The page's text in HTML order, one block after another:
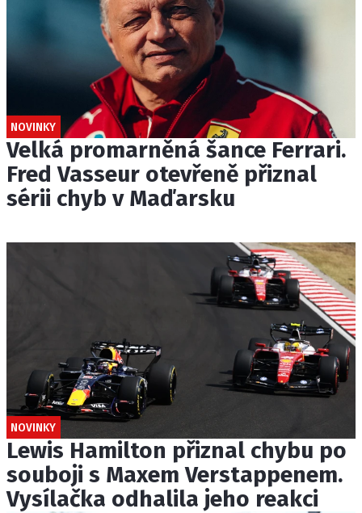
NOVINKY
Velká promarněná šance Ferrari.
Fred Vasseur otevřeně přiznal
sérii chyb v Maďarsku
NOVINKY
Lewis Hamilton přiznal chybu po
souboji s Maxem Verstappenem.
Vysílačka odhalila jeho reakci